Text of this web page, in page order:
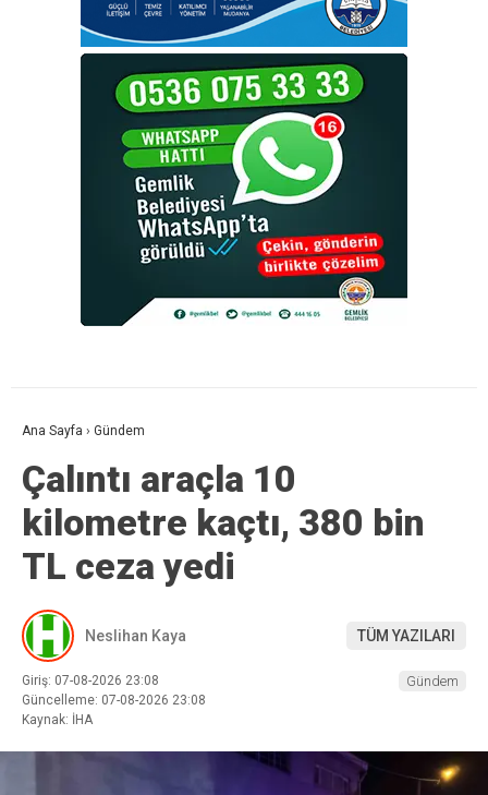
Ana Sayfa › Gündem
Çalıntı araçla 10
kilometre kaçtı, 380 bin
TL ceza yedi
Neslihan Kaya TÜM YAZILARI
Giriş: 07-08-2026 23:08
Güncelleme: 07-08-2026 23:08
Kaynak: İHA
Gündem